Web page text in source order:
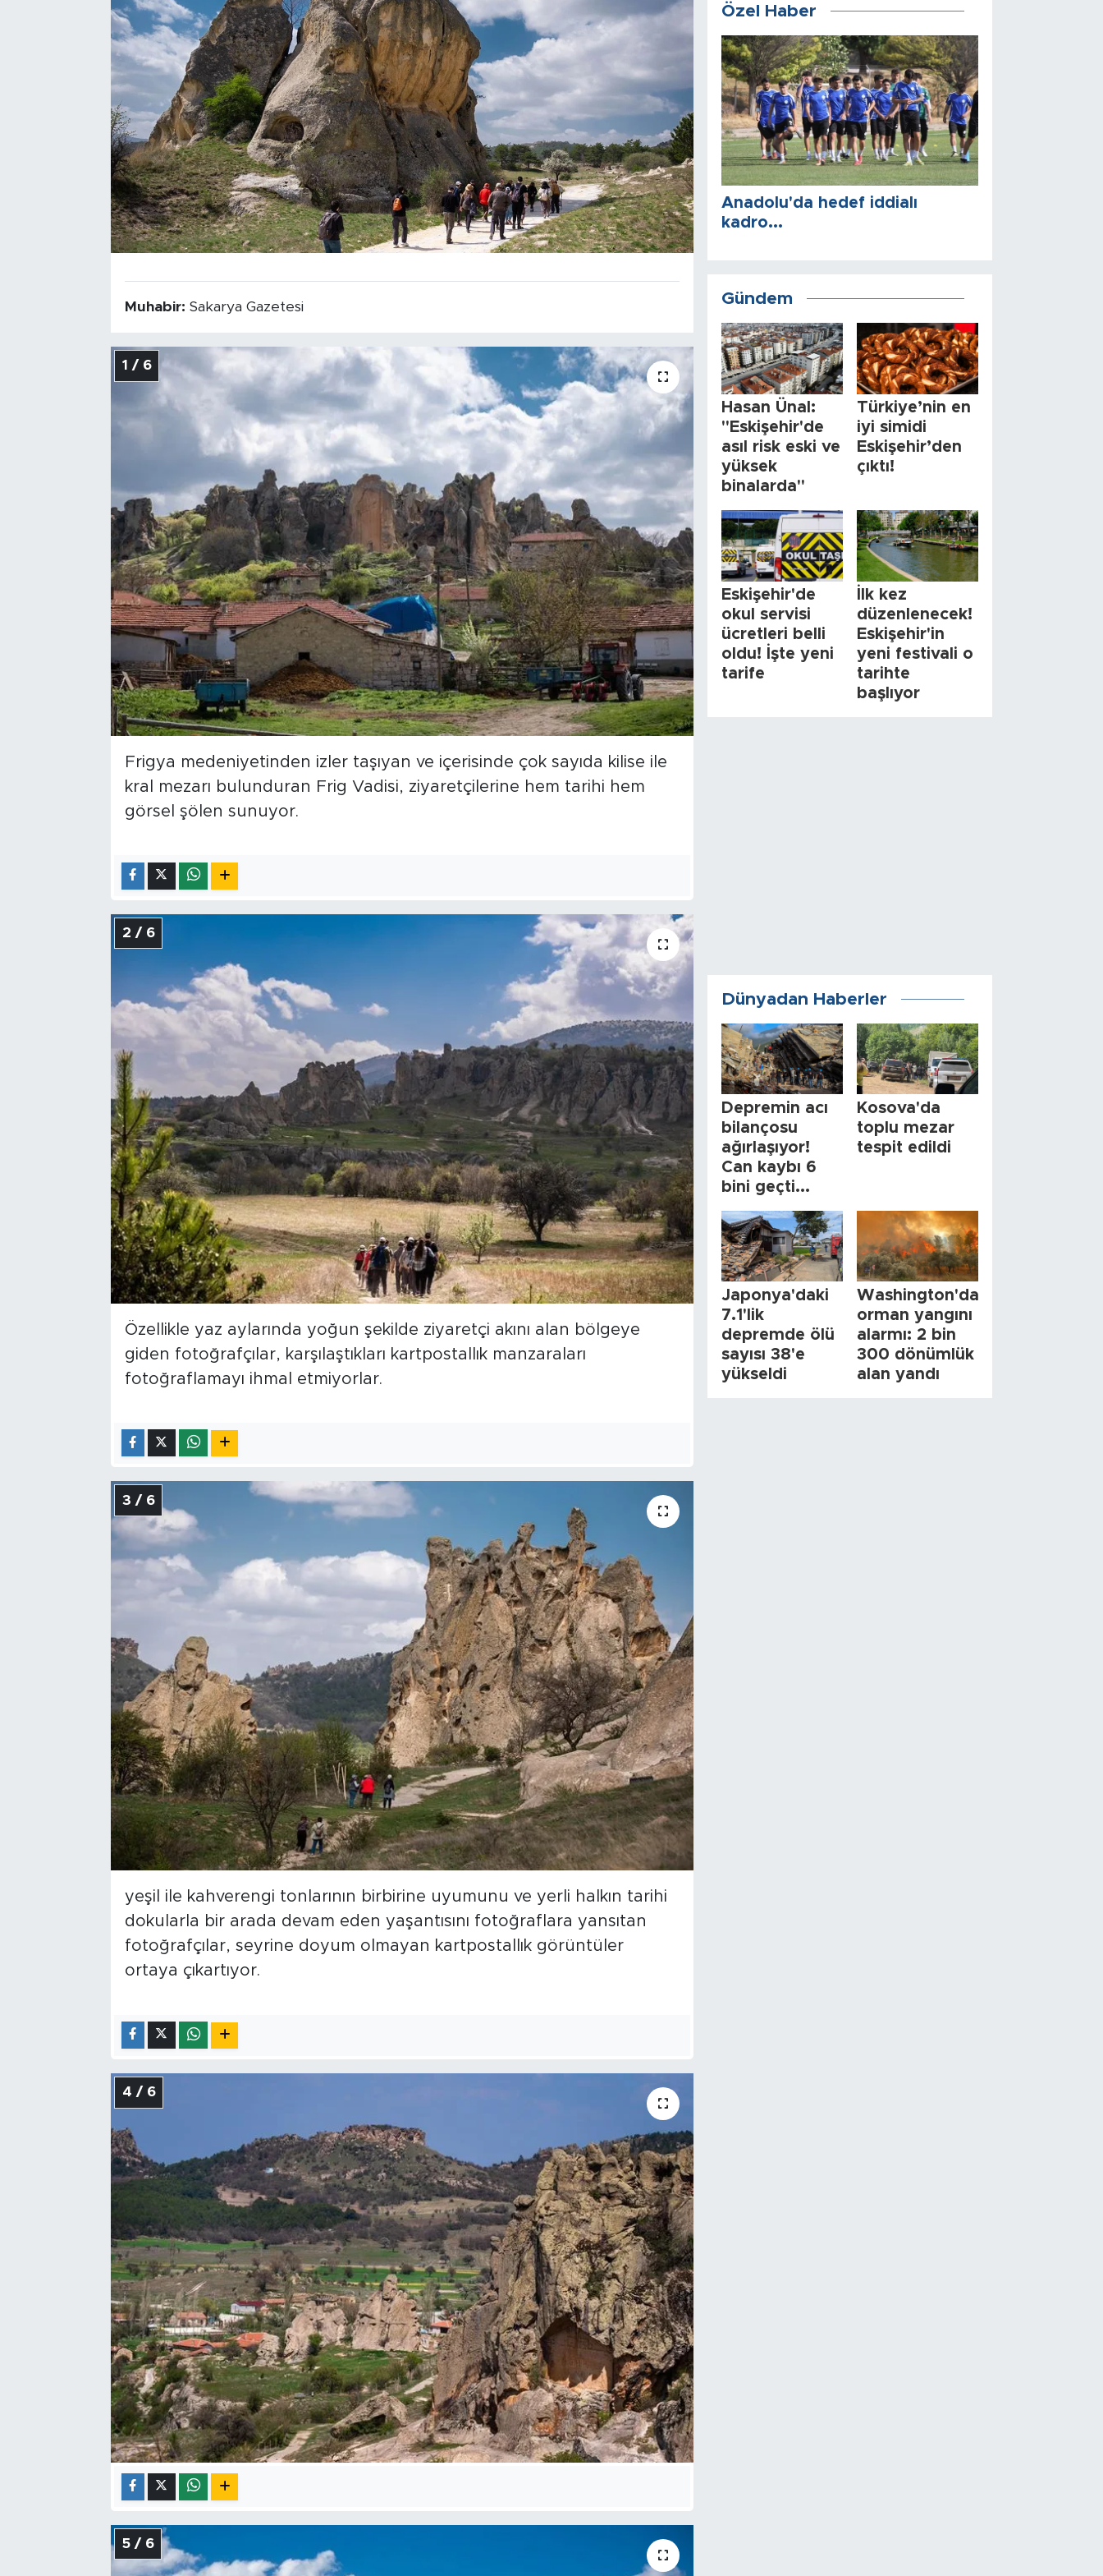
Muhabir: Sakarya Gazetesi
1 / 6
Frigya medeniyetinden izler taşıyan ve içerisinde çok sayıda kilise ile
kral mezarı bulunduran Frig Vadisi, ziyaretçilerine hem tarihi hem
görsel şölen sunuyor.
2 / 6
Özellikle yaz aylarında yoğun şekilde ziyaretçi akını alan bölgeye
giden fotoğrafçılar, karşılaştıkları kartpostallık manzaraları
fotoğraflamayı ihmal etmiyorlar.
3 / 6
yeşil ile kahverengi tonlarının birbirine uyumunu ve yerli halkın tarihi
dokularla bir arada devam eden yaşantısını fotoğraflara yansıtan
fotoğrafçılar, seyrine doyum olmayan kartpostallık görüntüler
ortaya çıkartıyor.
4 / 6
5 / 6
Özel Haber
Anadolu'da hedef iddialı
kadro...
Gündem
Hasan Ünal:
"Eskişehir'de
asıl risk eski ve
yüksek
binalarda"
Türkiye’nin en
iyi simidi
Eskişehir’den
çıktı!
Eskişehir'de
okul servisi
ücretleri belli
oldu! İşte yeni
tarife
İlk kez
düzenlenecek!
Eskişehir'in
yeni festivali o
tarihte
başlıyor
Dünyadan Haberler
Depremin acı
bilançosu
ağırlaşıyor!
Can kaybı 6
bini geçti...
Kosova'da
toplu mezar
tespit edildi
Japonya'daki
7.1'lik
depremde ölü
sayısı 38'e
yükseldi
Washington'da
orman yangını
alarmı: 2 bin
300 dönümlük
alan yandı
Resmi İlanlar
Foto Şaka
Teknoloji